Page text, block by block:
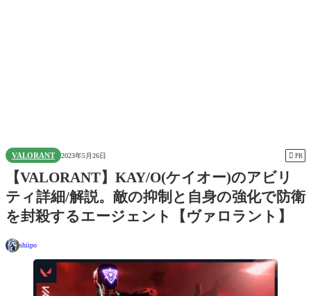
VALORANT 2023年5月26日  PR
【VALORANT】KAY/O(ケイオー)のアビリ
ティ詳細/解説。敵の抑制と自身の強化で防衛
を封殺するエージェント【ヴァロラント】
shiipo